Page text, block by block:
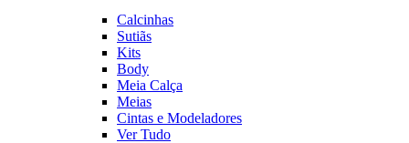
Calcinhas
Sutiãs
Kits
Body
Meia Calça
Meias
Cintas e Modeladores
Ver Tudo